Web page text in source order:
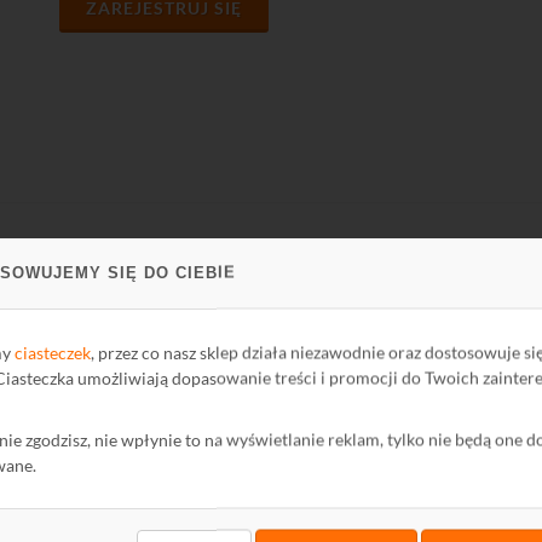
SIĘ DO CIEBIE
ciasteczek , przez co nasz sklep działa niezawodnie oraz dostosowuje
umożliwiają dopasowanie treści i promocji do Twoich
nie zgodzisz, nie wpłynie to na wyświetlanie reklam, tylko nie będą one
ZAREJESTRUJ SIĘ
Informatora
Kontakt
Ochrona środowiska